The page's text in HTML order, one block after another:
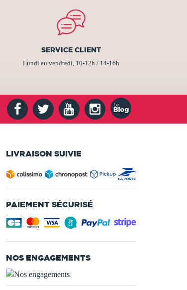
SERVICE CLIENT
Lundi au vendredi, 10-12h / 14-16h
LIVRAISON SUIVIE
PAIEMENT SÉCURISÉ
NOS ENGAGEMENTS